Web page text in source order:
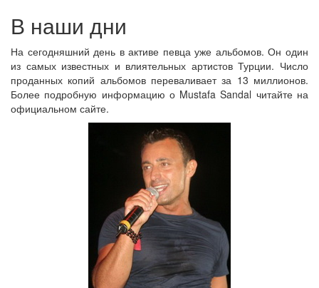
В наши дни
На сегодняшний день в активе певца уже альбомов. Он один
из самых известных и влиятельных артистов Турции. Число
проданных копий альбомов переваливает за 13 миллионов.
Более подробную информацию о Mustafa Sandal читайте на
официальном сайте.